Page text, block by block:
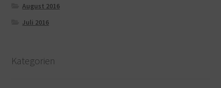
August 2016
Juli 2016
Kategorien